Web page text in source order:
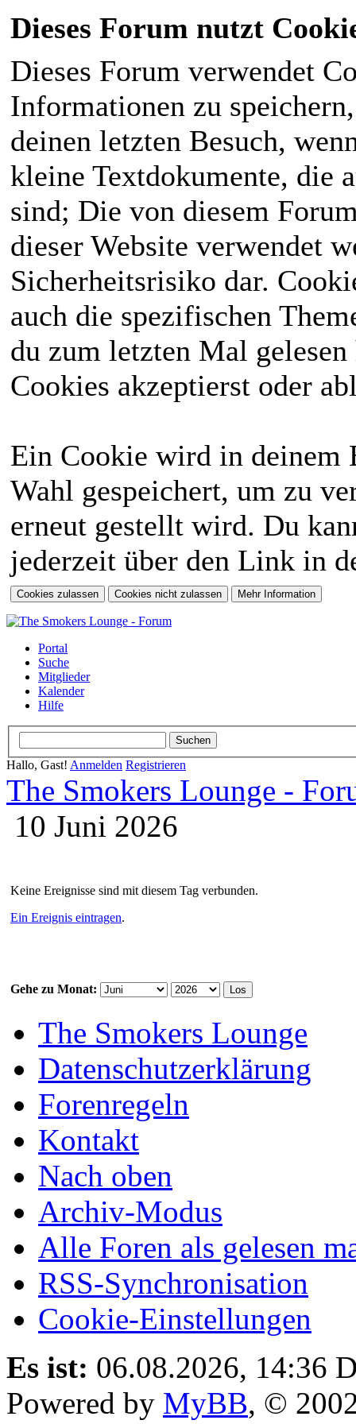
Dieses Forum nutzt
Dieses Forum verwendet
Informationen zu
deinen letzten Besuch,
kleine Textdokumente, die
sind; Die von diesem
dieser Website verwendet
Sicherheitsrisiko dar.
auch die spezifischen
du zum letzten Mal
Cookies akzeptierst oder
Ein Cookie wird in deinem
Wahl gespeichert, um zu
erneut gestellt wird. Du
jederzeit über den Link in
Portal
Suche
Mitglieder
Kalender
Hilfe
Hallo, Gast! Anmelden Registrieren
The Smokers Lounge -
10 Juni 2026
Keine Ereignisse sind mit diesem Tag verbunden.
Ein Ereignis eintragen.
Gehe zu Monat:
The Smokers Lounge
Datenschutzerklärung
Forenregeln
Kontakt
Nach oben
Archiv-Modus
Alle Foren als gelesen
RSS-Synchronisation
Cookie-Einstellungen
Es ist: 06.08.2026, 14:36
Powered by MyBB, ©